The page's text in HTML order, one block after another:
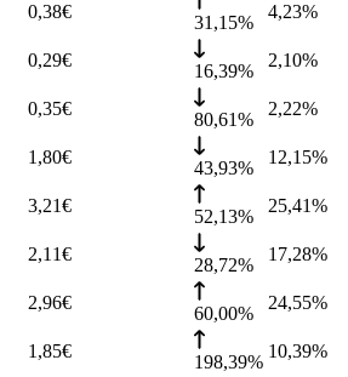
0,38€
31,15%
4,23%
0,29€
16,39%
2,10%
0,35€
80,61%
2,22%
1,80€
43,93%
12,15%
3,21€
52,13%
25,41%
2,11€
28,72%
17,28%
2,96€
60,00%
24,55%
1,85€
198,39%
10,39%